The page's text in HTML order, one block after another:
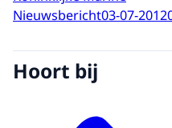
Nieuwsbericht03-07-2012
Hoort bij